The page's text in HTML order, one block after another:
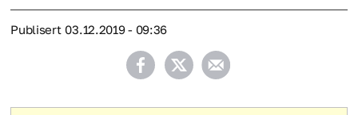
Publisert 03.12.2019 - 09:36